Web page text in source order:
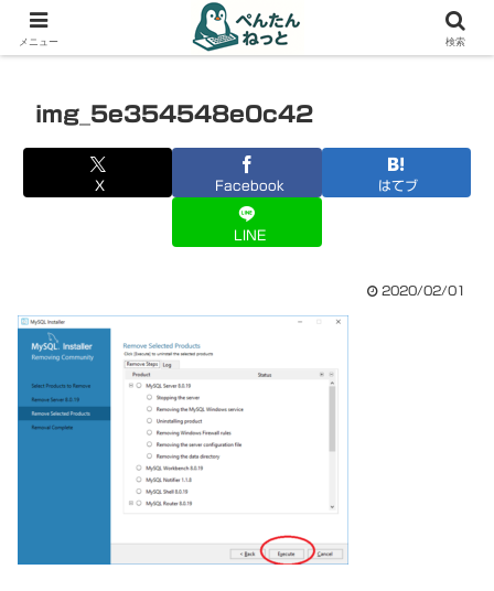
PCやガジェットの備忘録
img_5e354548e0c42
X Facebook はてブ
LINE
2020/02/01
メニュー 検索